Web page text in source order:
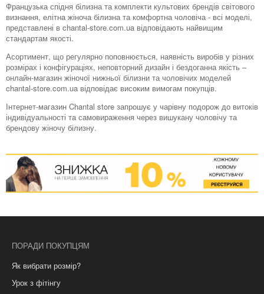
Французька спідня білизна та комплекти культових брендів світового
визнання, елітна жіноча білизна та комфортна чоловіча - всі моделі,
представлені в chantal-store.com.ua відповідають найвищим
стандартам якості.
Асортимент, що регулярно поповнюється, наявність виробів у різних
розмірах і конфігураціях, неповторний дизайн і бездоганна якість –
онлайн-магазин жіночої нижньої білизни та чоловічих моделей
chantal-store.com.ua відповідає високим вимогам покупців.
Інтернет-магазин Chantal store запрошує у чарівну подорож до витоків
індивідуальності та самовираження через вишукану чоловічу та
брендову жіночу білизну.
ПОРАДИ ПОКУПЦЯМ
Як вибрати розмір?
Урок з фітінгу